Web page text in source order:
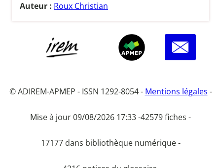
Auteur : Roux Christian
© ADIREM-APMEP - ISSN 1292-8054 - Mentions légales -
Mise à jour 09/08/2026 17:33 -42579 fiches -
17177 dans bibliothèque numérique -